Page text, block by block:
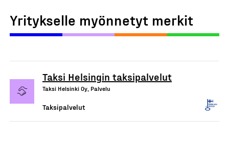
Yritykselle myönnetyt merkit
Taksi Helsingin taksipalvelut
Taksi Helsinki Oy, Palvelu
Taksipalvelut